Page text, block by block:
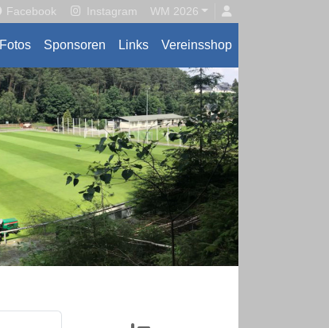
Facebook Instagram WM 2026
Fotos Sponsoren Links Vereinsshop